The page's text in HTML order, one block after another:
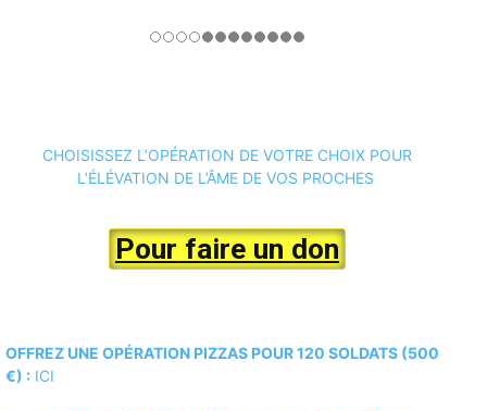
CHOISISSEZ L’OPÉRATION DE VOTRE CHOIX POUR
L’ÉLÉVATION DE L’ÂME DE VOS PROCHES
Pour faire un don
OFFREZ UNE OPÉRATION PIZZAS POUR 120 SOLDATS (500
€) : ICI